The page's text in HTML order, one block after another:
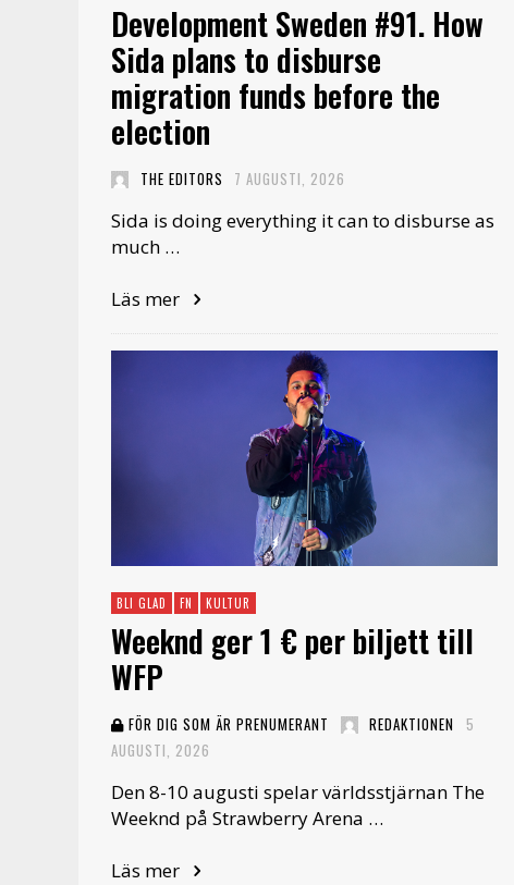
Development Sweden #91. How
Sida plans to disburse
migration funds before the
election
THE EDITORS 7 AUGUSTI, 2026
Sida is doing everything it can to disburse as
much …
Läs mer
BLI GLAD FN KULTUR
Weeknd ger 1 € per biljett till
WFP
FÖR DIG SOM ÄR PRENUMERANT REDAKTIONEN
5
AUGUSTI, 2026
Den 8-10 augusti spelar världsstjärnan The
Weeknd på Strawberry Arena …
Läs mer